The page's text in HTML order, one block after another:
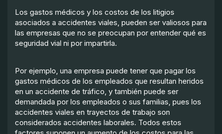
Los gastos médicos y los costos de los litigios
asociados a accidentes viales, pueden ser valiosos para
las empresas que no se preocupan por entender qué es
seguridad vial ni por impartirla.
Por ejemplo, una empresa puede tener que pagar los
gastos médicos de los empleados que resultan heridos
en un accidente de tráfico, y también puede ser
demandada por los empleados o sus familias, pues los
accidentes viales en trayectos de trabajo son
considerados accidentes laborales. Todos estos